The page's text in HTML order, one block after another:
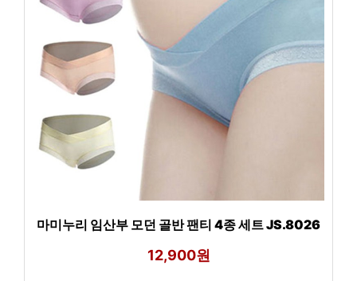
마미누리 임산부 모던 골반 팬티 4종 세트 JS.8026
12,900원